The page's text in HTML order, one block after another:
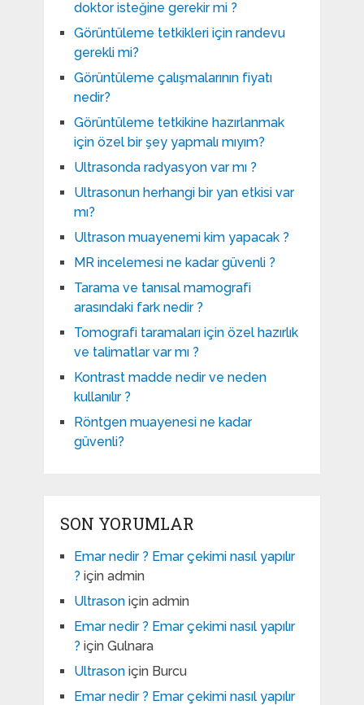
doktor isteğine gerekir mi ?
Görüntüleme tetkikleri için randevu
gerekli mi?
Görüntüleme çalışmalarının fiyatı
nedir?
Görüntüleme tetkikine hazırlanmak
için özel bir şey yapmalı mıyım?
Ultrasonda radyasyon var mı ?
Ultrasonun herhangi bir yan etkisi var
mı?
Ultrason muayenemi kim yapacak ?
MR incelemesi ne kadar güvenli ?
Tarama ve tanısal mamografi
arasındaki fark nedir ?
Tomografi taramaları için özel hazırlık
ve talimatlar var mı ?
Kontrast madde nedir ve neden
kullanılır ?
Röntgen muayenesi ne kadar
güvenli?
SON YORUMLAR
Emar nedir ? Emar çekimi nasıl yapılır
? için admin
Ultrasoniçin admin
Emar nedir ? Emar çekimi nasıl yapılır
? için Gulnara
Ultrasoniçin Burcu
Emar nedir ? Emar çekimi nasıl yapılır